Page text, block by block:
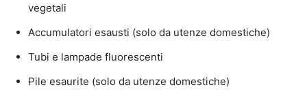
vegetali
Accumulatori esausti (solo da utenze domestiche)
Tubi e lampade fluorescenti
Pile esaurite (solo da utenze domestiche)